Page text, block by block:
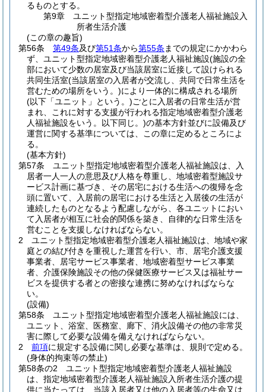
るものとする。
第9章
ユニット型指定地域密着型介護老人福祉施設入
所者生活介護
(この章の趣旨)
第56条
第49条及び第51条から第55条 までの規定にかかわら
ず、ユニット型指定地域密着型介護老人福祉施設(施設の全
部において少数の居室及び当該居室に近接して設けられる
共同生活室(当該居室の入居者が交流し、共同で日常生活を
営むための場所をいう。)により一体的に構成される場所
(以下「ユニット」という。)ごとに入居者の日常生活が営
まれ、これに対する支援が行われる指定地域密着型介護老
人福祉施設をいう。以下同じ。)の基本方針並びに設備及び
運営に関する基準については、この章に定めるところによ
る。
(基本方針)
第57条
ユニット型指定地域密着型介護老人福祉施設は、入
居者一人一人の意思及び人格を尊重し、地域密着型施設サ
ービス計画に基づき、その居宅における生活への復帰を念
頭に置いて、入居前の居宅における生活と入居後の生活が
連続したものとなるよう配慮しながら、各ユニットにおい
て入居者が相互に社会的関係を築き、自律的な日常生活を
営むことを支援しなければならない。
2
ユニット型指定地域密着型介護老人福祉施設は、地域や家
庭との結び付きを重視した運営を行い、市、居宅介護支援
事業者、居宅サービス事業者、地域密着型サービス事業
者、介護保険施設その他の保健医療サービス又は福祉サー
ビスを提供する者との密接な連携に努めなければならな
い。
(設備)
第58条
ユニット型指定地域密着型介護老人福祉施設には、
ユニット、浴室、医務室、廊下、消火設備その他の非常災
害に際して必要な設備を備えなければならない。
2
前項に規定する設備に関し必要な基準は、規則で定める。
(身体的拘束等の禁止)
第58条の2
ユニット型指定地域密着型介護老人福祉施設
は、指定地域密着型介護老人福祉施設入所者生活介護の提
供に当たっては、当該入居者又は他の入居者等の生命又は